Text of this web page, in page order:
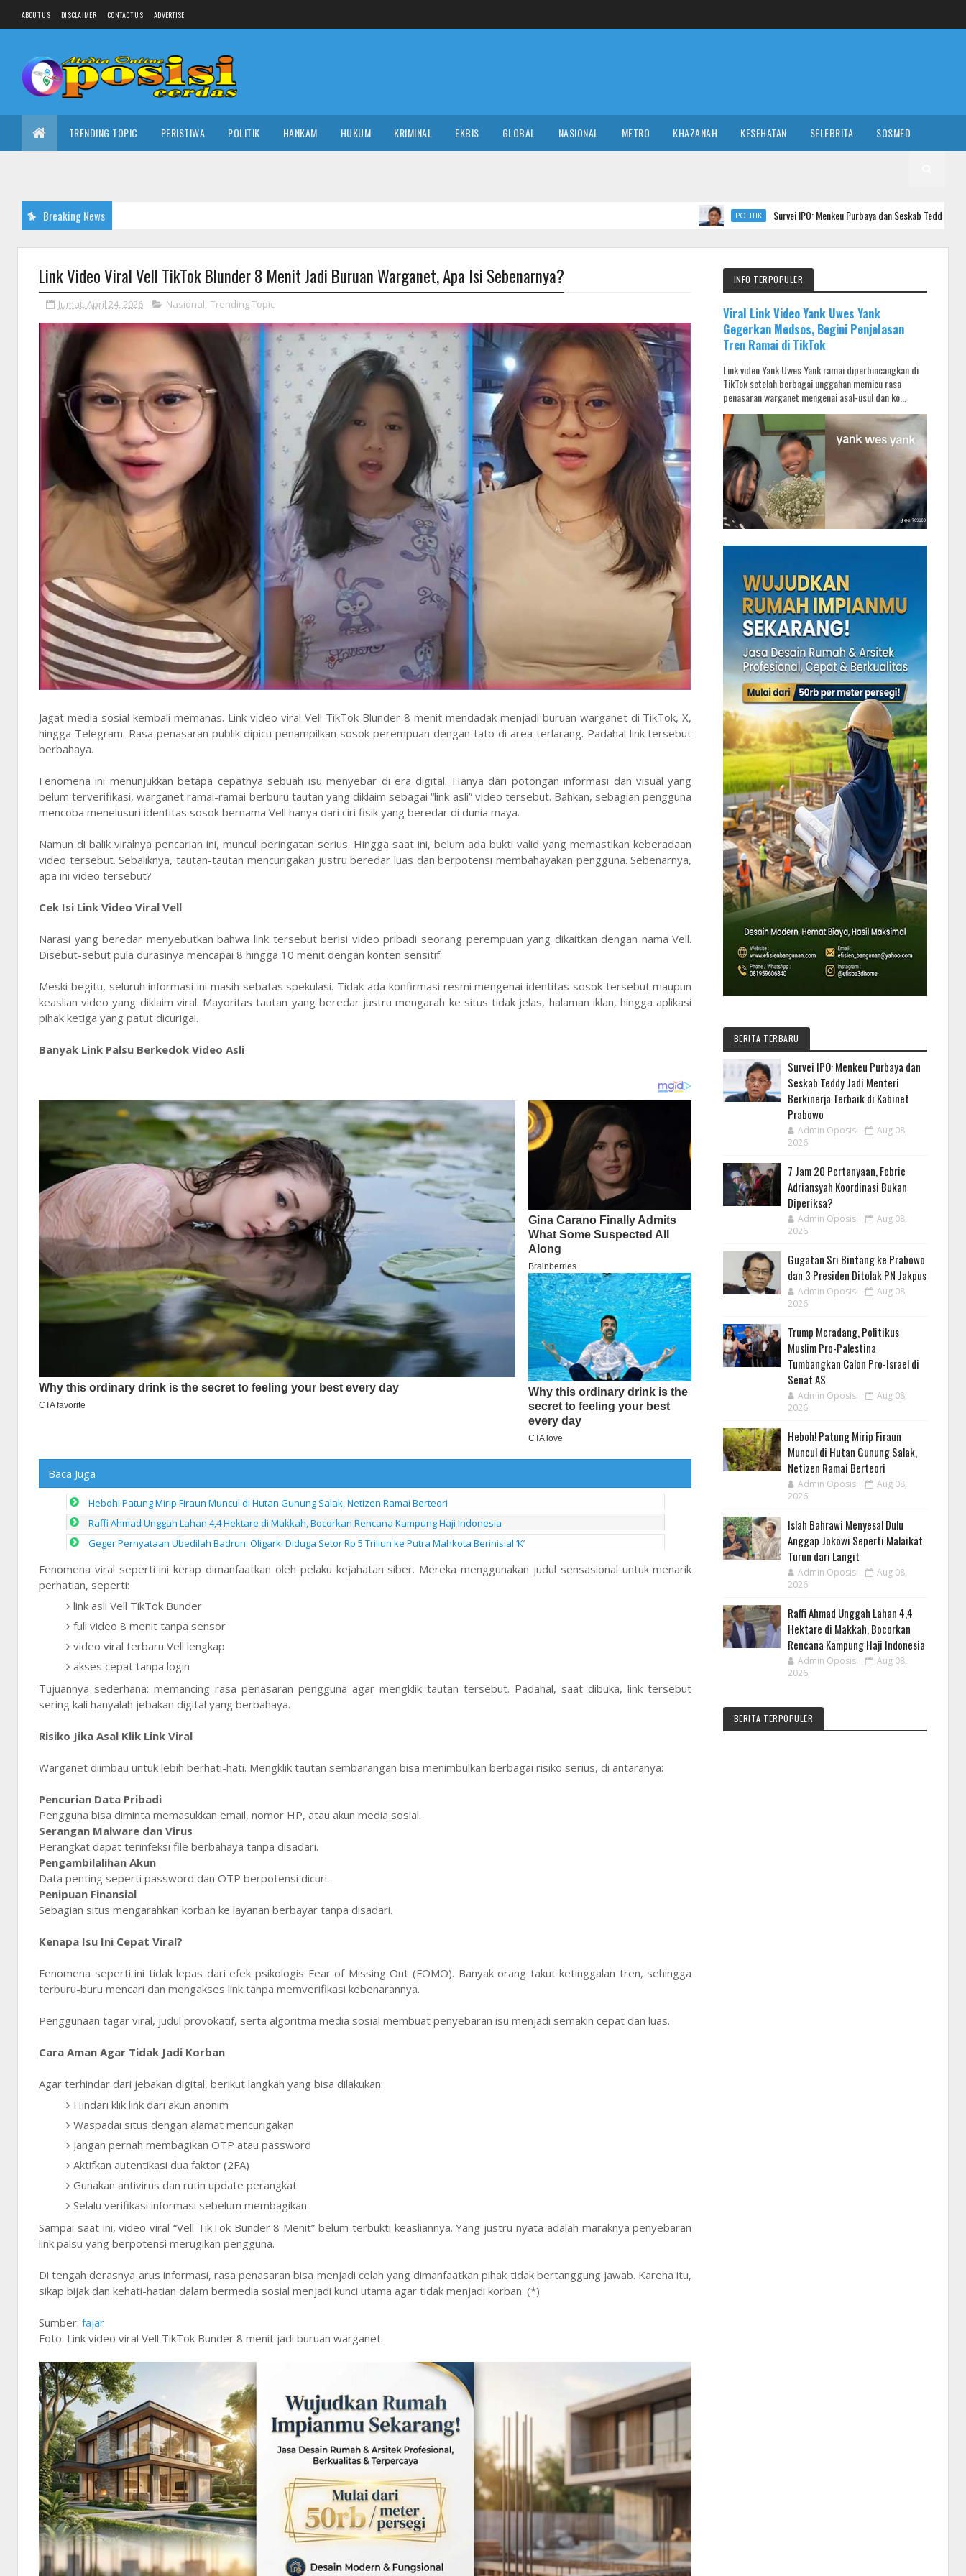
ABOUT US DISCLAIMER CONTACT US ADVERTISE
TRENDING TOPIC PERISTIWA POLITIK HANKAM HUKUM KRIMINAL EKBIS GLOBAL NASIONAL METRO KHAZANAH KESEHATAN SELEBRITA SOSMED
Breaking News Survei IPO: Menkeu Purbaya dan Seskab Teddy Jadi Menteri
Link Video Viral Vell TikTok Blunder 8 Menit Jadi Buruan Warganet, Apa Isi Sebenarnya?
Jumat, April 24, 2026 Nasional, Trending Topic
Jagat media sosial kembali memanas. Link video viral Vell TikTok Blunder 8 menit mendadak menjadi buruan warganet di TikTok, X,
hingga Telegram. Rasa penasaran publik dipicu penampilkan sosok perempuan dengan tato di area terlarang. Padahal link tersebut
berbahaya.
Fenomena ini menunjukkan betapa cepatnya sebuah isu menyebar di era digital. Hanya dari potongan informasi dan visual yang
belum terverifikasi, warganet ramai-ramai berburu tautan yang diklaim sebagai “link asli” video tersebut. Bahkan, sebagian pengguna
mencoba menelusuri identitas sosok bernama Vell hanya dari ciri fisik yang beredar di dunia maya.
Namun di balik viralnya pencarian ini, muncul peringatan serius. Hingga saat ini, belum ada bukti valid yang memastikan keberadaan
video tersebut. Sebaliknya, tautan-tautan mencurigakan justru beredar luas dan berpotensi membahayakan pengguna. Sebenarnya,
apa ini video tersebut?
Cek Isi Link Video Viral Vell
Narasi yang beredar menyebutkan bahwa link tersebut berisi video pribadi seorang perempuan yang dikaitkan dengan nama Vell.
Disebut-sebut pula durasinya mencapai 8 hingga 10 menit dengan konten sensitif.
Meski begitu, seluruh informasi ini masih sebatas spekulasi. Tidak ada konfirmasi resmi mengenai identitas sosok tersebut maupun
keaslian video yang diklaim viral. Mayoritas tautan yang beredar justru mengarah ke situs tidak jelas, halaman iklan, hingga aplikasi
pihak ketiga yang patut dicurigai.
Banyak Link Palsu Berkedok Video Asli
Baca Juga
Heboh! Patung Mirip Firaun Muncul di Hutan Gunung Salak, Netizen Ramai Berteori
Raffi Ahmad Unggah Lahan 4,4 Hektare di Makkah, Bocorkan Rencana Kampung Haji Indonesia
Geger Pernyataan Ubedilah Badrun: Oligarki Diduga Setor Rp 5 Triliun ke Putra Mahkota Berinisial ‘K’
Fenomena viral seperti ini kerap dimanfaatkan oleh pelaku kejahatan siber. Mereka menggunakan judul sensasional untuk menarik
perhatian, seperti:
link asli Vell TikTok Bunder
full video 8 menit tanpa sensor
video viral terbaru Vell lengkap
akses cepat tanpa login
Tujuannya sederhana: memancing rasa penasaran pengguna agar mengklik tautan tersebut. Padahal, saat dibuka, link tersebut
sering kali hanyalah jebakan digital yang berbahaya.
Risiko Jika Asal Klik Link Viral
Warganet diimbau untuk lebih berhati-hati. Mengklik tautan sembarangan bisa menimbulkan berbagai risiko serius, di antaranya:
Pencurian Data Pribadi
Pengguna bisa diminta memasukkan email, nomor HP, atau akun media sosial.
Serangan Malware dan Virus
Perangkat dapat terinfeksi file berbahaya tanpa disadari.
Pengambilalihan Akun
Data penting seperti password dan OTP berpotensi dicuri.
Penipuan Finansial
Sebagian situs mengarahkan korban ke layanan berbayar tanpa disadari.
Kenapa Isu Ini Cepat Viral?
Fenomena seperti ini tidak lepas dari efek psikologis Fear of Missing Out (FOMO). Banyak orang takut ketinggalan tren, sehingga
terburu-buru mencari dan mengakses link tanpa memverifikasi kebenarannya.
Penggunaan tagar viral, judul provokatif, serta algoritma media sosial membuat penyebaran isu menjadi semakin cepat dan luas.
Cara Aman Agar Tidak Jadi Korban
Agar terhindar dari jebakan digital, berikut langkah yang bisa dilakukan:
Hindari klik link dari akun anonim
Waspadai situs dengan alamat mencurigakan
Jangan pernah membagikan OTP atau password
Aktifkan autentikasi dua faktor (2FA)
Gunakan antivirus dan rutin update perangkat
Selalu verifikasi informasi sebelum membagikan
Sampai saat ini, video viral “Vell TikTok Bunder 8 Menit” belum terbukti keasliannya. Yang justru nyata adalah maraknya penyebaran
link palsu yang berpotensi merugikan pengguna.
Di tengah derasnya arus informasi, rasa penasaran bisa menjadi celah yang dimanfaatkan pihak tidak bertanggung jawab. Karena itu,
sikap bijak dan kehati-hatian dalam bermedia sosial menjadi kunci utama agar tidak menjadi korban. (*)
Sumber: fajar
Foto: Link video viral Vell TikTok Bunder 8 menit jadi buruan warganet.
INFO TERPOPULER
Viral Link Video Yank Uwes Yank
Gegerkan Medsos, Begini Penjelasan
Tren Ramai di TikTok
Link video Yank Uwes Yank ramai diperbincangkan di
TikTok setelah berbagai unggahan memicu rasa
penasaran warganet mengenai asal-usul dan ko...
BERITA TERBARU
Survei IPO: Menkeu Purbaya dan
Seskab Teddy Jadi Menteri
Berkinerja Terbaik di Kabinet
Prabowo
Admin Oposisi
Aug 08,
2026
7 Jam 20 Pertanyaan, Febrie
Adriansyah Koordinasi Bukan
Diperiksa?
Admin Oposisi
Aug 08,
2026
Gugatan Sri Bintang ke Prabowo
dan 3 Presiden Ditolak PN Jakpus
Admin Oposisi
Aug 08,
2026
Trump Meradang, Politikus
Muslim Pro-Palestina
Tumbangkan Calon Pro-Israel di
Senat AS
Admin Oposisi
Aug 08,
2026
Heboh! Patung Mirip Firaun
Muncul di Hutan Gunung Salak,
Netizen Ramai Berteori
Admin Oposisi
Aug 08,
2026
Islah Bahrawi Menyesal Dulu
Anggap Jokowi Seperti Malaikat
Turun dari Langit
Admin Oposisi
Aug 08,
2026
Raffi Ahmad Unggah Lahan 4,4
Hektare di Makkah, Bocorkan
Rencana Kampung Haji Indonesia
Admin Oposisi
Aug 08,
2026
BERITA TERPOPULER